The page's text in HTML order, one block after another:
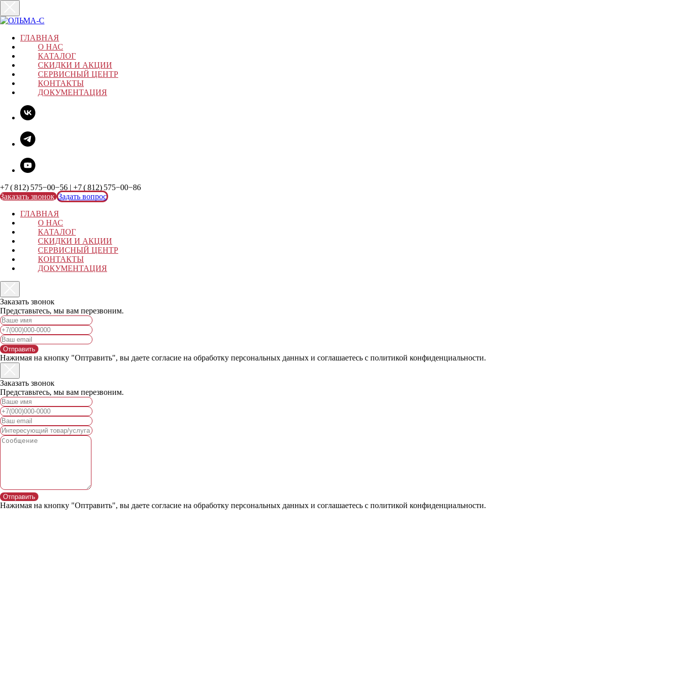
ГЛАВНАЯ
О НАС
КАТАЛОГ
СКИДКИ И АКЦИИ
СЕРВИСНЫЙ ЦЕНТР
КОНТАКТЫ
ДОКУМЕНТАЦИЯ
+7 ( 812) 575−00−56 | +7 ( 812) 575−00−86
Заказать звонок Задать вопрос
ГЛАВНАЯ
О НАС
КАТАЛОГ
СКИДКИ И АКЦИИ
СЕРВИСНЫЙ ЦЕНТР
КОНТАКТЫ
ДОКУМЕНТАЦИЯ
Заказать звонок
Представьтесь, мы вам перезвоним.
Отправить
Нажимая на кнопку "Оптравить", вы даете согласие на обработку персональных данных и соглашаетесь c политикой конфиденциальности.
Заказать звонок
Представьтесь, мы вам перезвоним.
Отправить
Нажимая на кнопку "Оптравить", вы даете согласие на обработку персональных данных и соглашаетесь c политикой конфиденциальности.